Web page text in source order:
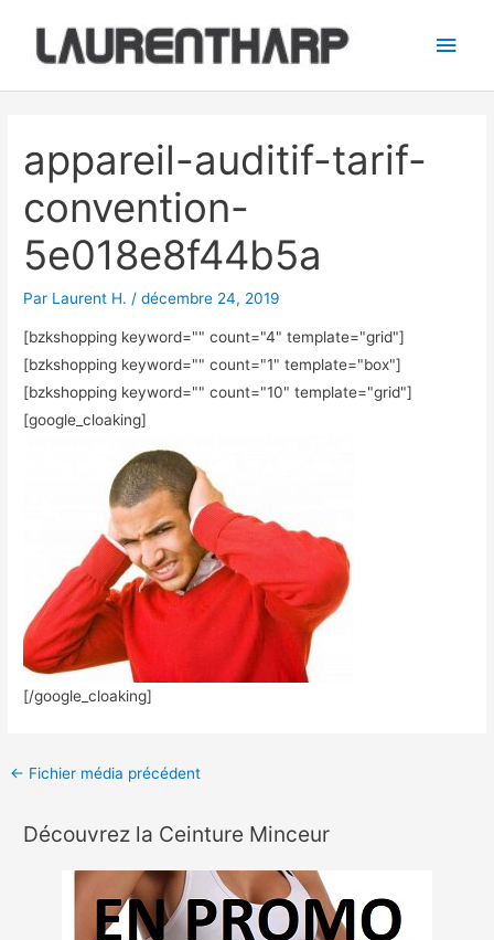
contenu
appareil-auditif-tarif-
convention-
5e018e8f44b5a
Par Laurent H. /décembre 24, 2019
[bzkshopping keyword="" count="4" template="grid"]
[bzkshopping keyword="" count="1" template="box"]
[bzkshopping keyword="" count="10" template="grid"]
[google_cloaking]
[/google_cloaking]
articles
← Fichier média précédent
Découvrez la Ceinture Minceur